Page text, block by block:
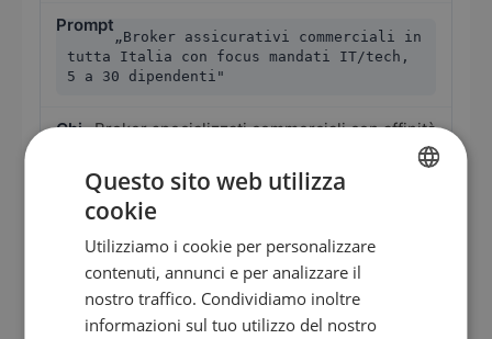
„Broker assicurativi commerciali in
tutta Italia con focus mandati IT/tech,
5 a 30 dipendenti"
Broker specializzati commerciali con affinità
informatica
„Broker assicurativi senza
collegamento al pool, 2 a 15 dipendenti,
in Lombardia, Piemonte e Lazio"
EN
FR
Questo sito web utilizza
cookie
Utilizziamo i cookie per personalizzare
contenuti, annunci e per analizzare il
nostro traffico. Condividiamo inoltre
informazioni sul tuo utilizzo del nostro